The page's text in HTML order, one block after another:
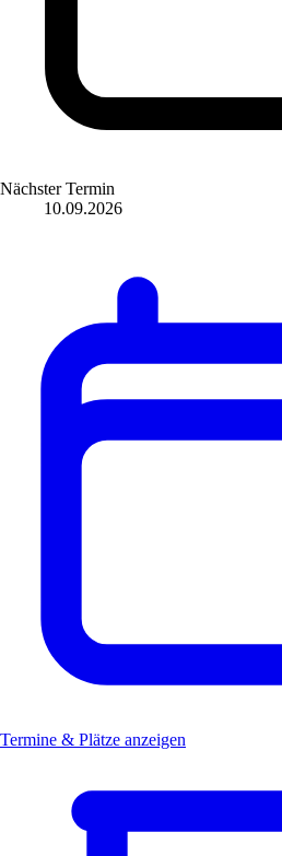
Nächster Termin
10.09.2026
Termine & Plätze anzeigen